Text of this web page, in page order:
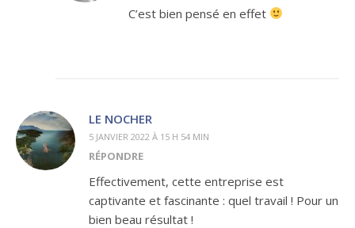
C’est bien pensé en effet
LE NOCHER
5 JANVIER 2022 À 15 H 54 MIN
RÉPONDRE
Effectivement, cette entreprise est
captivante et fascinante : quel travail ! Pour un
bien beau résultat !